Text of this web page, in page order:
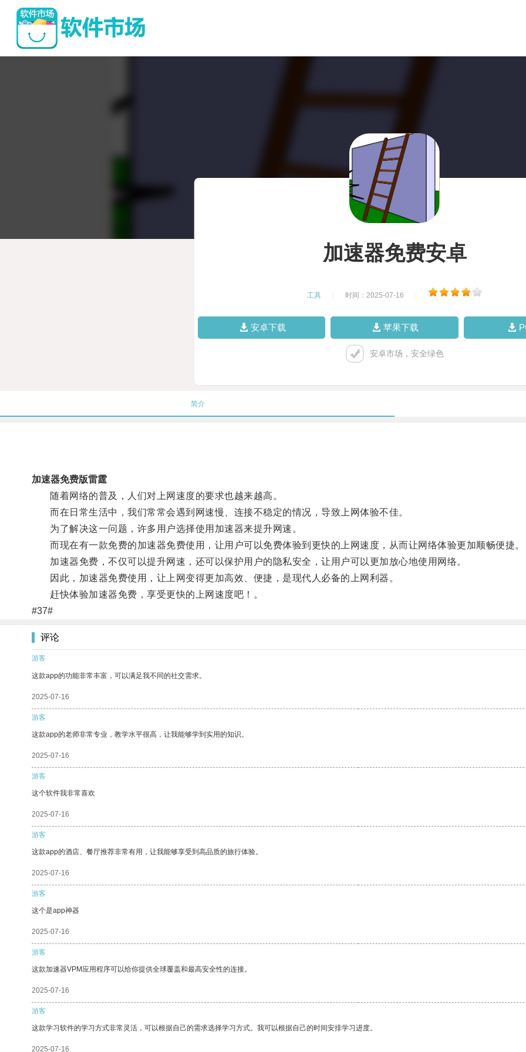
加速器免费安卓
工具 时间：2025-07-16
安卓下载 苹果下载
安卓市场，安全绿色
简介
加速器免费版雷霆
随着网络的普及，人们对上网速度的要求也越来越高。
而在日常生活中，我们常常会遇到网速慢、连接不稳定的情况，导致上网体验不佳。
为了解决这一问题，许多用户选择使用加速器来提升网速。
而现在有一款免费的加速器免费使用，让用户可以免费体验到更快的上网速度，从而让网络体验更加顺畅便捷。
加速器免费，不仅可以提升网速，还可以保护用户的隐私安全，让用户可以更加放心地使用网络。
因此，加速器免费使用，让上网变得更加高效、便捷，是现代人必备的上网利器。
赶快体验加速器免费，享受更快的上网速度吧！。
#37#
评论
游客
这款app的功能非常丰富，可以满足我不同的社交需求。
2025-07-16
游客
这款app的老师非常专业，教学水平很高，让我能够学到实用的知识。
2025-07-16
游客
这个软件我非常喜欢
2025-07-16
游客
这款app的酒店、餐厅推荐非常有用，让我能够享受到高品质的旅行体验。
2025-07-16
游客
这个是app神器
2025-07-16
游客
这款加速器VPM应用程序可以给你提供全球覆盖和最高安全性的连接。
2025-07-16
游客
这款学习软件的学习方式非常灵活，可以根据自己的需求选择学习方式。我可以根据自己的时间安排学习进度。
2025-07-16